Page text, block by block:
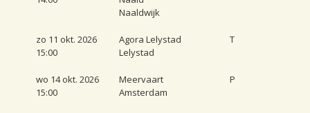
Naaldwijk
zo 11 okt. 2026
15:00
Agora Lelystad
Lelystad
T
wo 14 okt. 2026
15:00
Meervaart
Amsterdam
P